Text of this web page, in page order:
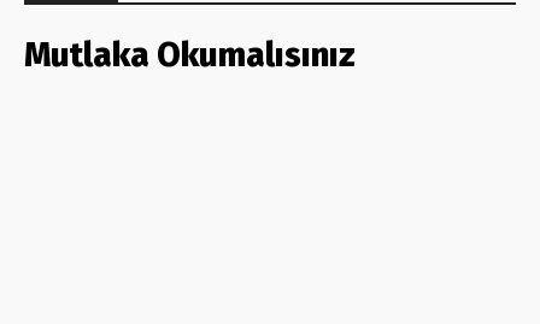
Mutlaka Okumalısınız